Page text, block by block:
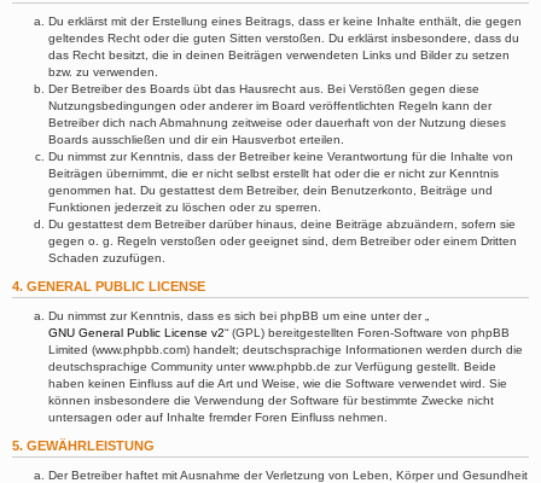
Du erklärst mit der Erstellung eines Beitrags, dass er keine Inhalte enthält, die gegen
geltendes Recht oder die guten Sitten verstoßen. Du erklärst insbesondere, dass du
das Recht besitzt, die in deinen Beiträgen verwendeten Links und Bilder zu setzen
bzw. zu verwenden.
Der Betreiber des Boards übt das Hausrecht aus. Bei Verstößen gegen diese
Nutzungsbedingungen oder anderer im Board veröffentlichten Regeln kann der
Betreiber dich nach Abmahnung zeitweise oder dauerhaft von der Nutzung dieses
Boards ausschließen und dir ein Hausverbot erteilen.
Du nimmst zur Kenntnis, dass der Betreiber keine Verantwortung für die Inhalte von
Beiträgen übernimmt, die er nicht selbst erstellt hat oder die er nicht zur Kenntnis
genommen hat. Du gestattest dem Betreiber, dein Benutzerkonto, Beiträge und
Funktionen jederzeit zu löschen oder zu sperren.
Du gestattest dem Betreiber darüber hinaus, deine Beiträge abzuändern, sofern sie
gegen o. g. Regeln verstoßen oder geeignet sind, dem Betreiber oder einem Dritten
Schaden zuzufügen.
4. GENERAL PUBLIC LICENSE
Du nimmst zur Kenntnis, dass es sich bei phpBB um eine unter der „
GNU General Public License v2“ (GPL) bereitgestellten Foren-Software von phpBB
Limited (www.phpbb.com) handelt; deutschsprachige Informationen werden durch die
deutschsprachige Community unter www.phpbb.de zur Verfügung gestellt. Beide
haben keinen Einfluss auf die Art und Weise, wie die Software verwendet wird. Sie
können insbesondere die Verwendung der Software für bestimmte Zwecke nicht
untersagen oder auf Inhalte fremder Foren Einfluss nehmen.
5. GEWÄHRLEISTUNG
Der Betreiber haftet mit Ausnahme der Verletzung von Leben, Körper und Gesundheit